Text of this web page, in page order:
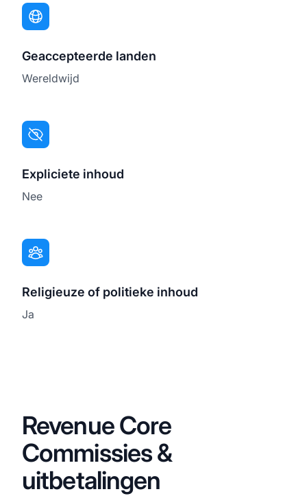
Geaccepteerde landen
Wereldwijd
Expliciete inhoud
Nee
Religieuze of politieke inhoud
Ja
Revenue Core
Commissies &
uitbetalingen